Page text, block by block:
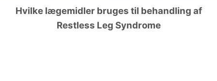
Kirurgi og procedurer
Sundhed
Hvilke lægemidler bruges til behandling af
Restless Leg Syndrome